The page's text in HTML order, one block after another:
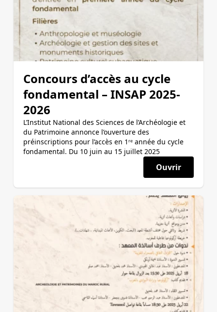
Concours d’accès au cycle
fondamental – INSAP 2025-
2026
L’Institut National des Sciences de l’Archéologie et
du Patrimoine annonce l’ouverture des
préinscriptions pour l’accès en 1ʳᵉ année du cycle
fondamental. Du 10 juin au 15 juillet 2025
Ouvrir